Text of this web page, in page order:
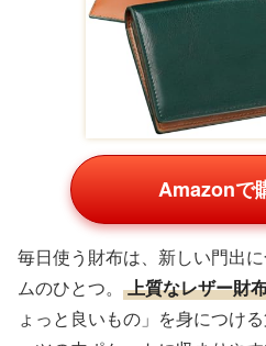
Amazonで
毎日使う財布は、新しい門出
ムのひとつ。
上質なレザー財
ょっと良いもの」を身につけ